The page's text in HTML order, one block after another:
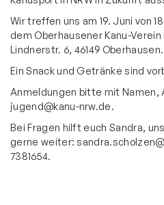
Wir treffen uns am 19. Juni von
dem Oberhausener Kanu-
Lindnerstr. 6, 46149 Oberhausen.
Ein Snack und Getränke sind
Anmeldungen bitte mit Namen,
jugend@kanu-nrw.de.
Bei Fragen hilft euch Sandra,
gerne weiter:
7381654.